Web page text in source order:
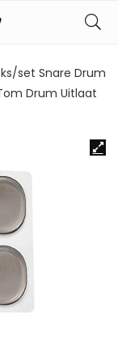
set Snare Drum
Drum Uitlaat